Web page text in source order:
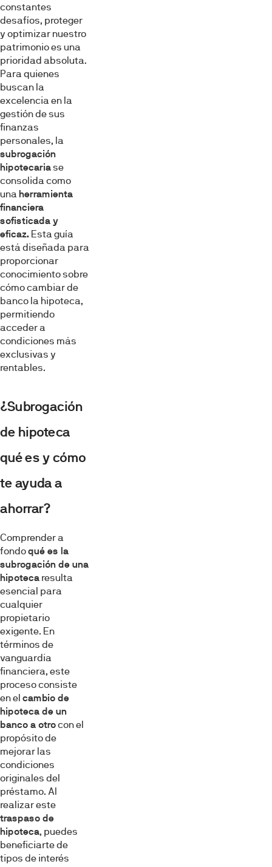
constantes
desafíos, proteger
y optimizar nuestro
patrimonio es una
prioridad absoluta.
Para quienes
buscan la
excelencia en la
gestión de sus
finanzas
personales, la
subrogación
hipotecariase
consolida como
una herramienta
financiera
sofisticada y
eficaz. Esta guía
está diseñada para
proporcionar
conocimiento sobre
cómo cambiar de
banco la hipoteca,
permitiendo
acceder a
condiciones más
exclusivas y
rentables.
¿Subrogación
de hipoteca
qué es y cómo
te ayuda a
ahorrar?
Comprender a
fondoqué es la
subrogación de una
hipoteca resulta
esencial para
cualquier
propietario
exigente. En
términos de
vanguardia
financiera, este
proceso consiste
en el cambio de
hipoteca de un
banco a otrocon el
propósito de
mejorar las
condiciones
originales del
préstamo. Al
realizar este
traspaso de
hipoteca, puedes
beneficiarte de
tipos de interés